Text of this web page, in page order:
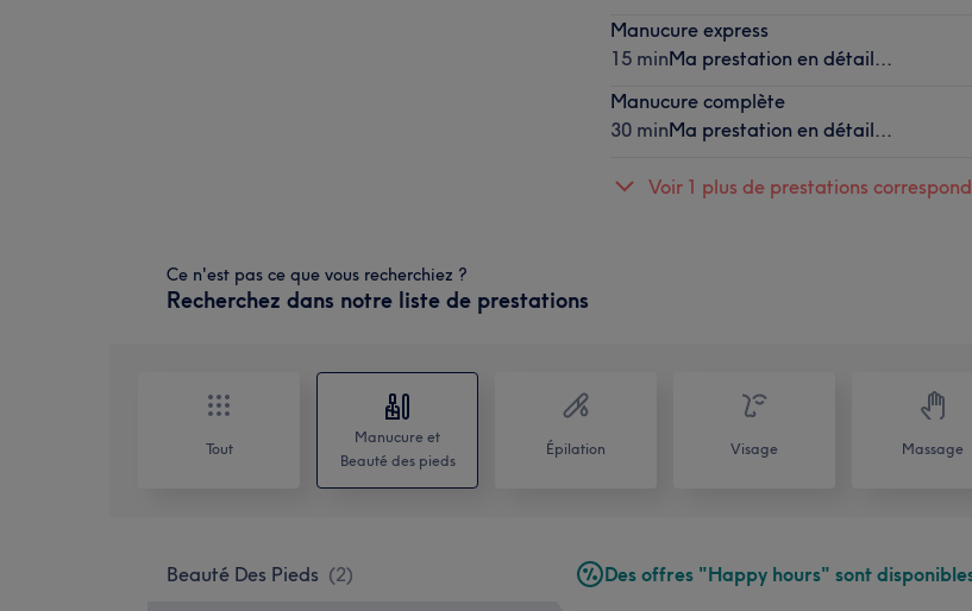
Manucure express
15 minMa prestation en détail...
Manucure complète
30 minMa prestation en détail...
Voir 1 plus de prestations
Ce n'est pas ce que vous recherchiez ?
Recherchez dans notre liste de prestations
Tout
Manucure et
Beauté des pieds
Épilation Visage Massage
Beauté Des Pieds (2) Des offres "Happy hours" sont